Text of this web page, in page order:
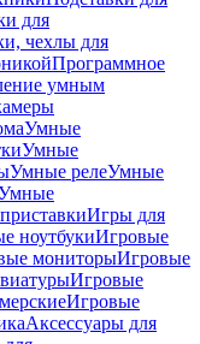
для
чехлы для
Программное
умным
Умные
Умные
Умные релеУмные
Игры для
ноутбукиИгровые
мониторыИгровые
Игровые
Игровые
Аксессуары для